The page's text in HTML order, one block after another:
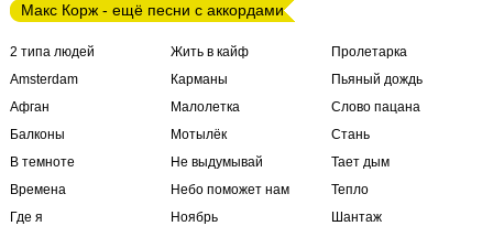
Макс Корж - ещё песни с аккордами
2 типа людей
Amsterdam
Афган
Балконы
В темноте
Времена
Где я
Жить в кайф
Карманы
Малолетка
Мотылёк
Не выдумывай
Небо поможет нам
Ноябрь
Пролетарка
Пьяный дождь
Слово пацана
Стань
Тает дым
Тепло
Шантаж